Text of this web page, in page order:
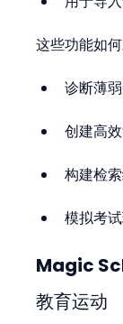
这些功能如
诊断薄
创建高
构建检
模拟考
Magic
教育运动